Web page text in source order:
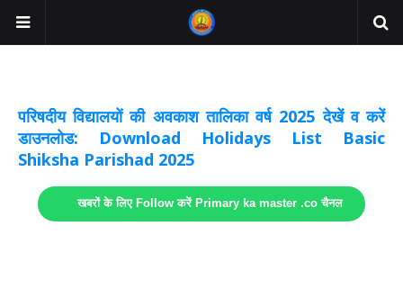
परिषदीय विद्यालयों की अवकाश तालिका वर्ष 2025 देखें व करें
डाउनलोड: Download Holidays List Basic
Shiksha Parishad 2025
खबरों के लिए Follow करें Primary ka master .co चैनल